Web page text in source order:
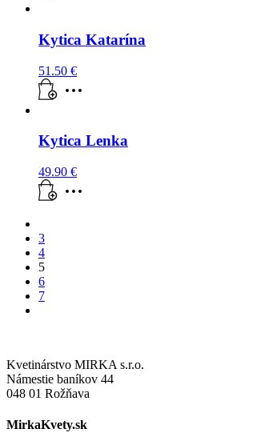
Kytica Katarína
51.50 €
Kytica Lenka
49.90 €
3
4
5
6
7
Kvetinárstvo MIRKA s.r.o.
Námestie baníkov 44
048 01 Rožňava
MirkaKvety.sk